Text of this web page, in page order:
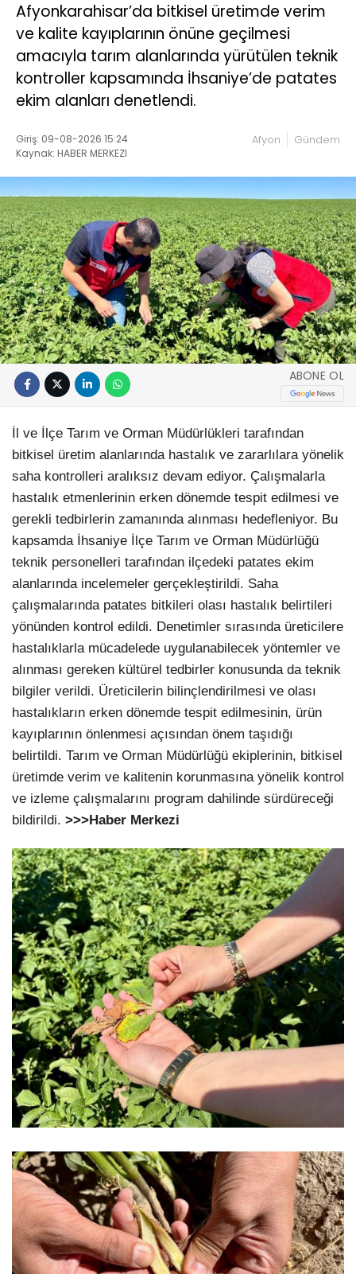
Afyonkarahisar’da bitkisel üretimde verim
ve kalite kayıplarının önüne geçilmesi
amacıyla tarım alanlarında yürütülen teknik
kontroller kapsamında İhsaniye’de patates
ekim alanları denetlendi.
Giriş: 09-08-2026 15:24
Kaynak: HABER MERKEZI
Afyon Gündem
ABONE OL
İl ve İlçe Tarım ve Orman Müdürlükleri tarafından
bitkisel üretim alanlarında hastalık ve zararlılara yönelik
saha kontrolleri aralıksız devam ediyor. Çalışmalarla
hastalık etmenlerinin erken dönemde tespit edilmesi ve
gerekli tedbirlerin zamanında alınması hedefleniyor. Bu
kapsamda İhsaniye İlçe Tarım ve Orman Müdürlüğü
teknik personelleri tarafından ilçedeki patates ekim
alanlarında incelemeler gerçekleştirildi. Saha
çalışmalarında patates bitkileri olası hastalık belirtileri
yönünden kontrol edildi. Denetimler sırasında üreticilere
hastalıklarla mücadelede uygulanabilecek yöntemler ve
alınması gereken kültürel tedbirler konusunda da teknik
bilgiler verildi. Üreticilerin bilinçlendirilmesi ve olası
hastalıkların erken dönemde tespit edilmesinin, ürün
kayıplarının önlenmesi açısından önem taşıdığı
belirtildi. Tarım ve Orman Müdürlüğü ekiplerinin, bitkisel
üretimde verim ve kalitenin korunmasına yönelik kontrol
ve izleme çalışmalarını program dahilinde sürdüreceği
bildirildi. >>>Haber Merkezi